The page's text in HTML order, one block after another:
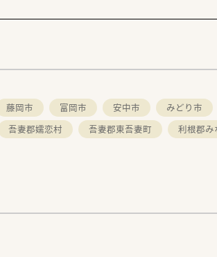
藤岡市 富岡市 安中市 みどり市
吾妻郡嬬恋村 吾妻郡東吾妻町 利根郡み